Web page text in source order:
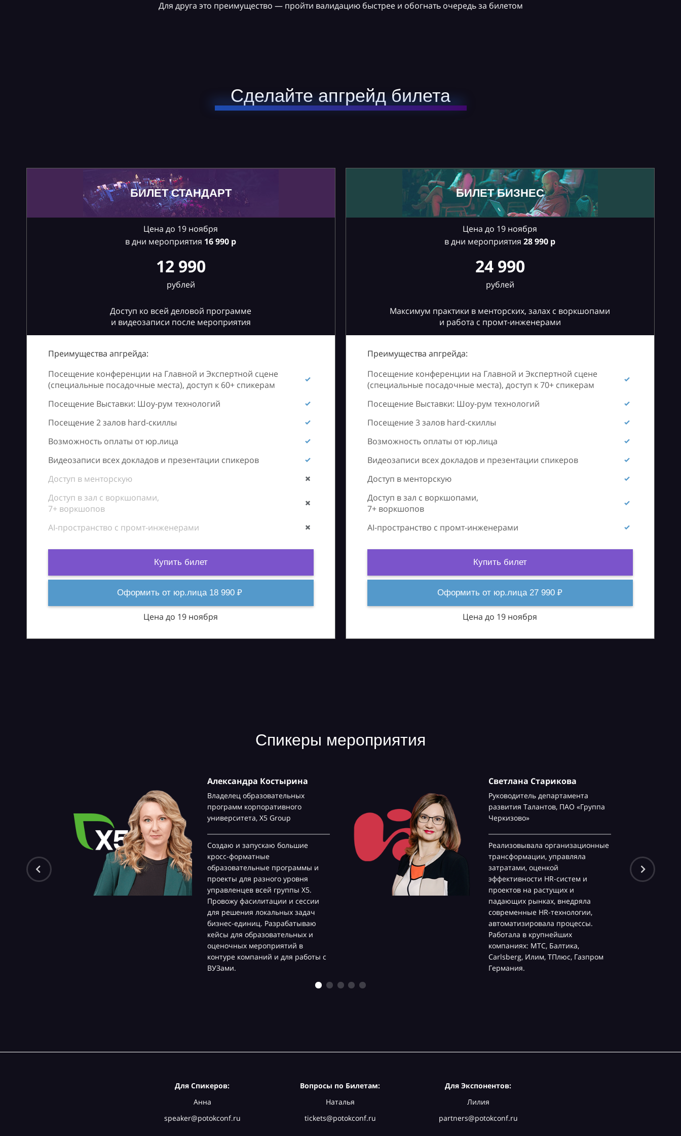
Для друга это преимущество — пройти валидацию быстрее и обогнать очередь за билетом
Сделайте апгрейд билета
БИЛЕТ СТАНДАРТ
Цена до 19 ноября
в дни мероприятия 16990 р
12 990
рублей
Доступ ко всей деловой программе
и видеозаписи после мероприятия
Преимущества апгрейда:
Посещение конференции на Главной и Экспертной сцене
(специальные посадочные места), доступ к 60+ спикерам
Посещение Выставки: Шоу-рум технологий
Посещение 2 залов hard-скиллы
Возможность оплаты от юр.лица
Видеозаписи всех докладов и презентации спикеров
Доступ в менторскую
Доступ в зал с воркшопами,
7+ воркшопов
AI-пространство с промт-инженерами
Купить билет
Оформить от юр.лица 18 990 ₽
Цена до 19 ноября
БИЛЕТ БИЗНЕС
Цена до 19 ноября
в дни мероприятия 28990 р
24 990
рублей
Максимум практики в менторских, залах с воркшопами
и работа с промт-инженерами
Преимущества апгрейда:
Посещение конференции на Главной и Экспертной сцене
(специальные посадочные места), доступ к 70+ спикерам
Посещение Выставки: Шоу-рум технологий
Посещение 3 залов hard-скиллы
Возможность оплаты от юр.лица
Видеозаписи всех докладов и презентации спикеров
Доступ в менторскую
Доступ в зал с воркшопами,
7+ воркшопов
AI-пространство с промт-инженерами
Купить билет
Оформить от юр.лица 27 990 ₽
Цена до 19 ноября
Спикеры мероприятия
Александра Костырина
Владелец образовательных
программ корпоративного
университета, Х5 Group
Создаю и запускаю большие
кросс-форматные
образовательные программы и
проекты для разного уровня
управленцев всей группы Х5.
Провожу фасилитации и сессии
для решения локальных задач
бизнес-единиц. Разрабатываю
кейсы для образовательных и
оценочных мероприятий в
контуре компаний и для работы с
ВУЗами.
Светлана Старикова
Руководитель департамента
развития Талантов, ПАО «Группа
Черкизово»
Реализовывала организационные
трансформации, управляла
затратами, оценкой
эффективности HR-систем и
проектов на растущих и
падающих рынках, внедряла
современные HR-технологии,
автоматизировала процессы.
Работала в крупнейших
компаниях: МТС, Балтика,
Carlsberg, Илим, ТПлюс, Газпром
Германия.
Для Спикеров:
Анна
speaker@potokconf.ru
Вопросы по Билетам:
Наталья
tickets@potokconf.ru
Для Экспонентов:
Лилия
partners@potokconf.ru